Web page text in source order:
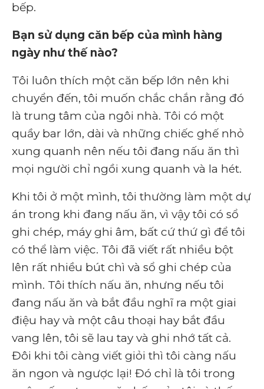
bếp.
Bạn sử dụng căn bếp của mình hàng
ngày như thế nào?
Tôi luôn thích một căn bếp lớn nên khi
chuyển đến, tôi muốn chắc chắn rằng đó
là trung tâm của ngôi nhà. Tôi có một
quầy bar lớn, dài và những chiếc ghế nhỏ
xung quanh nên nếu tôi đang nấu ăn thì
mọi người chỉ ngồi xung quanh và la hét.
Khi tôi ở một mình, tôi thường làm một dự
án trong khi đang nấu ăn, vì vậy tôi có sổ
ghi chép, máy ghi âm, bất cứ thứ gì để tôi
có thể làm việc. Tôi đã viết rất nhiều bột
lên rất nhiều bút chì và sổ ghi chép của
mình. Tôi thích nấu ăn, nhưng nếu tôi
đang nấu ăn và bắt đầu nghĩ ra một giai
điệu hay và một câu thoại hay bắt đầu
vang lên, tôi sẽ lau tay và ghi nhớ tất cả.
Đôi khi tôi càng viết giỏi thì tôi càng nấu
ăn ngon và ngược lại! Đó chỉ là tôi trong